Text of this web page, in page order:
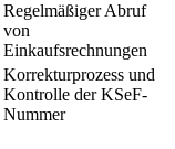
Regelmäßiger Abruf
von
Einkaufsrechnungen
Korrekturprozess und
Kontrolle der KSeF-
Nummer